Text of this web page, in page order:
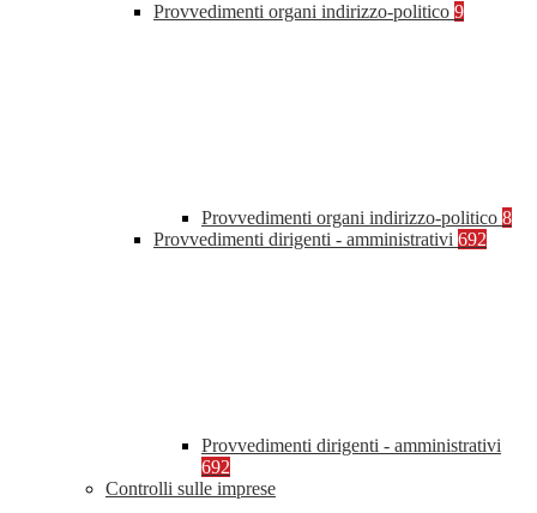
Provvedimenti organi indirizzo-politico 9
Provvedimenti organi indirizzo-politico 8
Provvedimenti dirigenti - amministrativi 692
Provvedimenti dirigenti - amministrativi
692
Controlli sulle imprese